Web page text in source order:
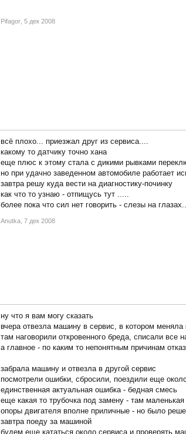
Pifagor 5 дек 2008
всё плохо... приезжал друг из сервиса....
какому то датчику точно хана
еще плюс к этому стала с дикими рывками
но при удачно заведенном автомобиле работает
завтра решу куда вести на диагностику-починку
как что то узнаю - отпищусь тут .....
более пока что сил нет говорить - слезы на
Anutka 7 дек 2008
ну что я вам могу сказать
вчера отвезла машину в сервис, в котором меняла
там наговорили откровенного бреда, списали все
а главное - по каким то непонятным причинам
забрала машину и отвезла в другой сервис
посмотрели ошибки, сбросили, поездили еще
единственная актуальная ошибка - бедная смесь
еще какая то трубочка под замену - там
опоры двигателя вполне приличные - но было
завтра поеду за машиной
будем еще кататься около сервиса и проверять